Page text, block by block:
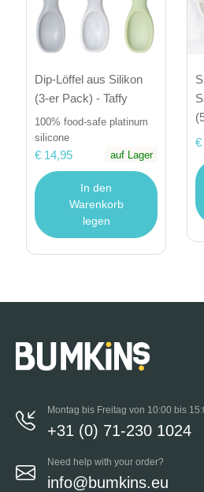
Dip-Löffel aus Silikon
(3-er Pack) - Taffy
100% food-safe platinum
silicone
€ 14,95 auf Lager
In den
Warenkorb
legen
€
Montag bis Freitag von 10:00 bis
+31 (0) 71-230 1024
Need help with your order?
info@bumkins.eu